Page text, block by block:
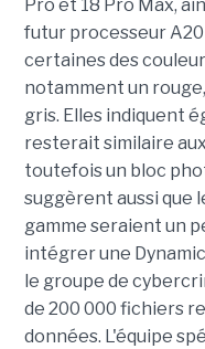
Pro et 18 Pro Max,
futur processeur
certaines des
notamment un
gris. Elles indiquent
resterait similaire
toutefois un bloc
suggèrent aussi que
gamme seraient un
intégrer une
le groupe de
de 200 000 fichiers
données. L'équipe